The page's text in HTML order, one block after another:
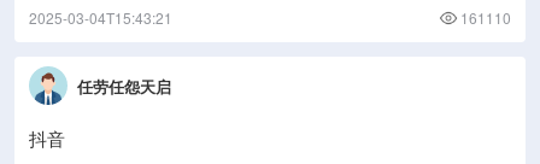
2025-03-04T15:43:21 161110
任劳任怨天启
抖音